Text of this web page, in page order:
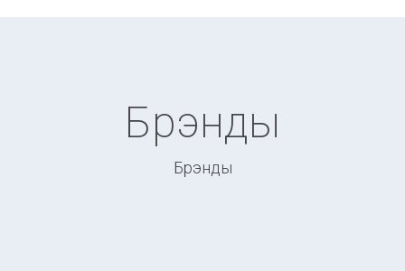
Брэнды
Брэнды